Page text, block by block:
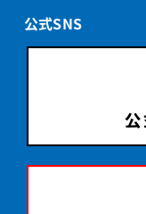
公式SNS